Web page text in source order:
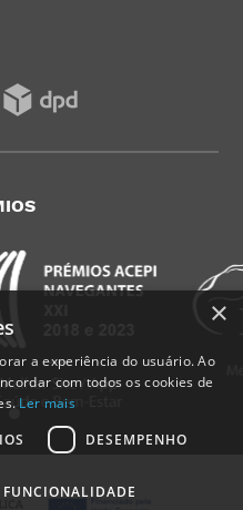
×
a experiência do usuário. Ao
com todos os cookies de
Ler mais
DESEMPENHO
FUNCIONALIDADE